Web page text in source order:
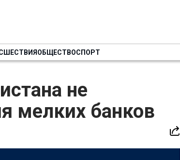
ОБЩЕСТВОСПОРТ
не
мелких банков